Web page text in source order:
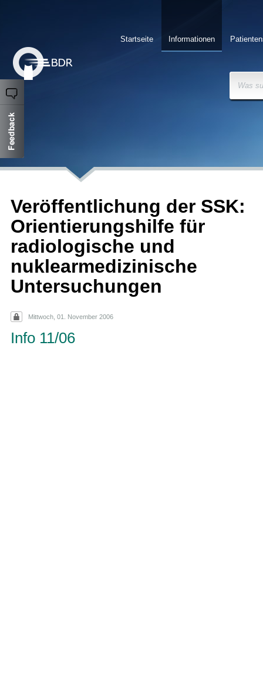
Informationen
Startseite
Was
Veröffentlichung der SSK:
Orientierungshilfe für
radiologische und
nuklearmedizinische
Untersuchungen
Mittwoch, 01. November 2006
Info 11/06